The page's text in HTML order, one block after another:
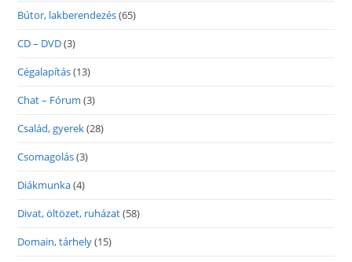
Bútor, lakberendezés(65)
CD – DVD(3)
Cégalapítás(13)
Chat – Fórum (3)
Család, gyerek(28)
Csomagolás(3)
Diákmunka(4)
Divat, öltözet, ruházat(58)
Domain, tárhely(15)